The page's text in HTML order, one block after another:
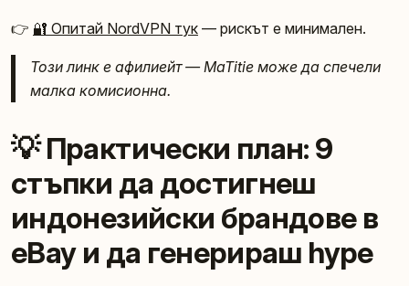
👉 🔐 Опитай NordVPN тук — рискът е минимален.
Този линк е афилиейт — MaTitie може да спечели
малка комисионна.
💡 Практически план: 9
стъпки да достигнеш
индонезийски брандове в
eBay и да генерираш hype